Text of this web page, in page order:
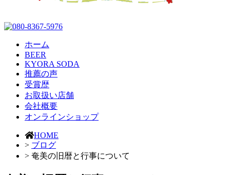
ホーム
BEER
KYORA SODA
推薦の声
受賞歴
お取扱い店舗
会社概要
オンラインショップ
HOME
> ブログ
> 奄美の旧暦と行事について